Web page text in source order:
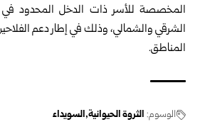
المخصصة للأسر ذات ‏الدخل المحدود في
الشرقي والشمالي، وذلك في إطار دعم
المناطق.
الوسوم: الثروة الحيوانية السويداء